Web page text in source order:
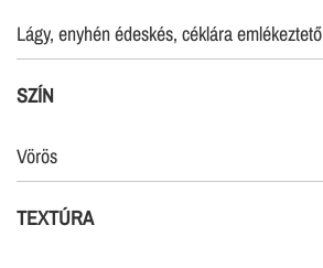
Lágy, enyhén édeskés, céklára emlékeztető
SZÍN
Vörös
TEXTÚRA